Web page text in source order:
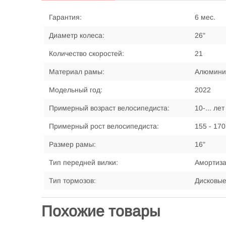
Гарантия: 6 мес.
Диаметр колеса: 26"
Количество скоростей: 21
Материал рамы:
Модельный год: 2022
Примерный возраст велосипедиста: 10-... лет
Примерный рост велосипедиста: 155 -
Размер рамы: 16"
Тип передней вилки:
Тип тормозов: Дисковые
Похожие товары